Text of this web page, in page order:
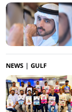
NEWS GULF